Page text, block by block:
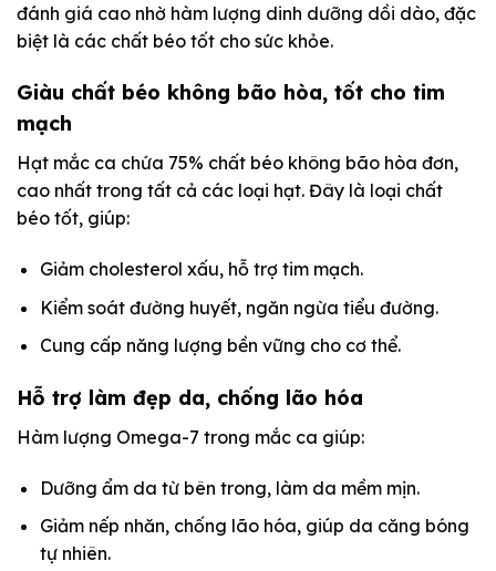
đánh giá cao nhờ hàm lượng dinh dưỡng dồi dào, đặc
biệt là các chất béo tốt cho sức khỏe.
Giàu chất béo không bão hòa, tốt cho tim
mạch
Hạt mắc ca chứa 75% chất béo không bão hòa đơn,
cao nhất trong tất cả các loại hạt. Đây là loại chất
béo tốt, giúp:
Giảm cholesterol xấu, hỗ trợ tim mạch.
Kiểm soát đường huyết, ngăn ngừa tiểu đường.
Cung cấp năng lượng bền vững cho cơ thể.
Hỗ trợ làm đẹp da, chống lão hóa
Hàm lượng Omega-7 trong mắc ca giúp:
Dưỡng ẩm da từ bên trong, làm da mềm mịn.
Giảm nếp nhăn, chống lão hóa, giúp da căng bóng
tự nhiên.